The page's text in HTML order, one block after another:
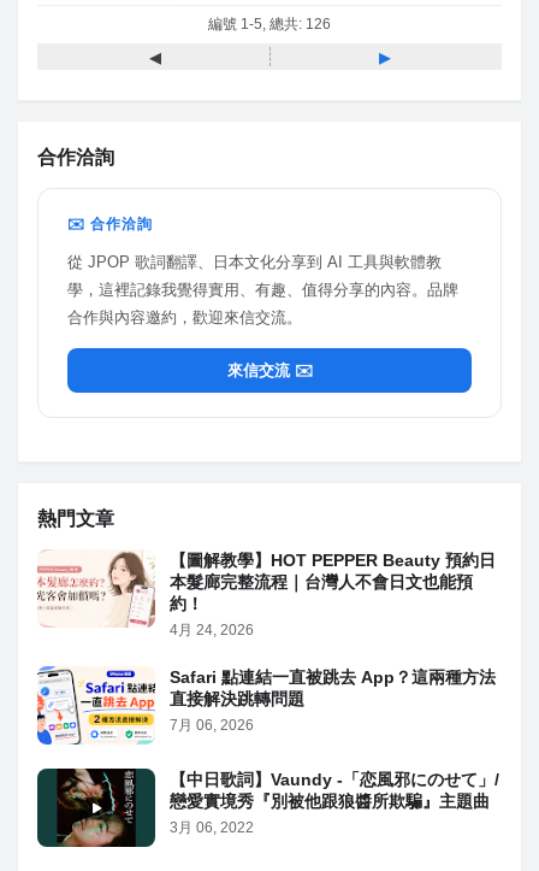
編號 1-5, 總共: 126
◂ ▸
合作洽詢
✉️ 合作洽詢
從 JPOP 歌詞翻譯、日本文化分享到 AI 工具與軟體教
學，這裡記錄我覺得實用、有趣、值得分享的內容。品牌
合作與內容邀約，歡迎來信交流。
來信交流 ✉️
熱門文章
【圖解教學】HOT PEPPER Beauty 預約日
本髮廊完整流程｜台灣人不會日文也能預
約！
4月 24, 2026
Safari 點連結一直被跳去 App？這兩種方法
直接解決跳轉問題
7月 06, 2026
【中日歌詞】Vaundy -「恋風邪にのせて」/
戀愛實境秀『別被他跟狼醬所欺騙』主題曲
3月 06, 2022